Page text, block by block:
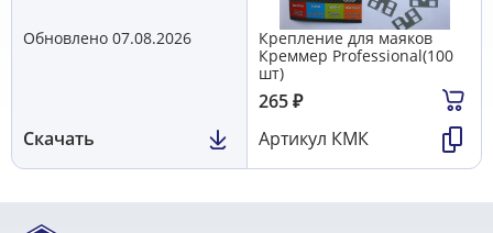
Обновлено 07.08.2026
Скачать
Крепление для маяков
Креммер Professional(100
шт)
265₽
Артикул КМК